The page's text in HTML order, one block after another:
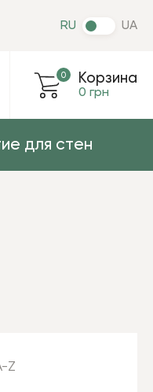
Корзина
0 грн
0
RU UA
для стен
Z